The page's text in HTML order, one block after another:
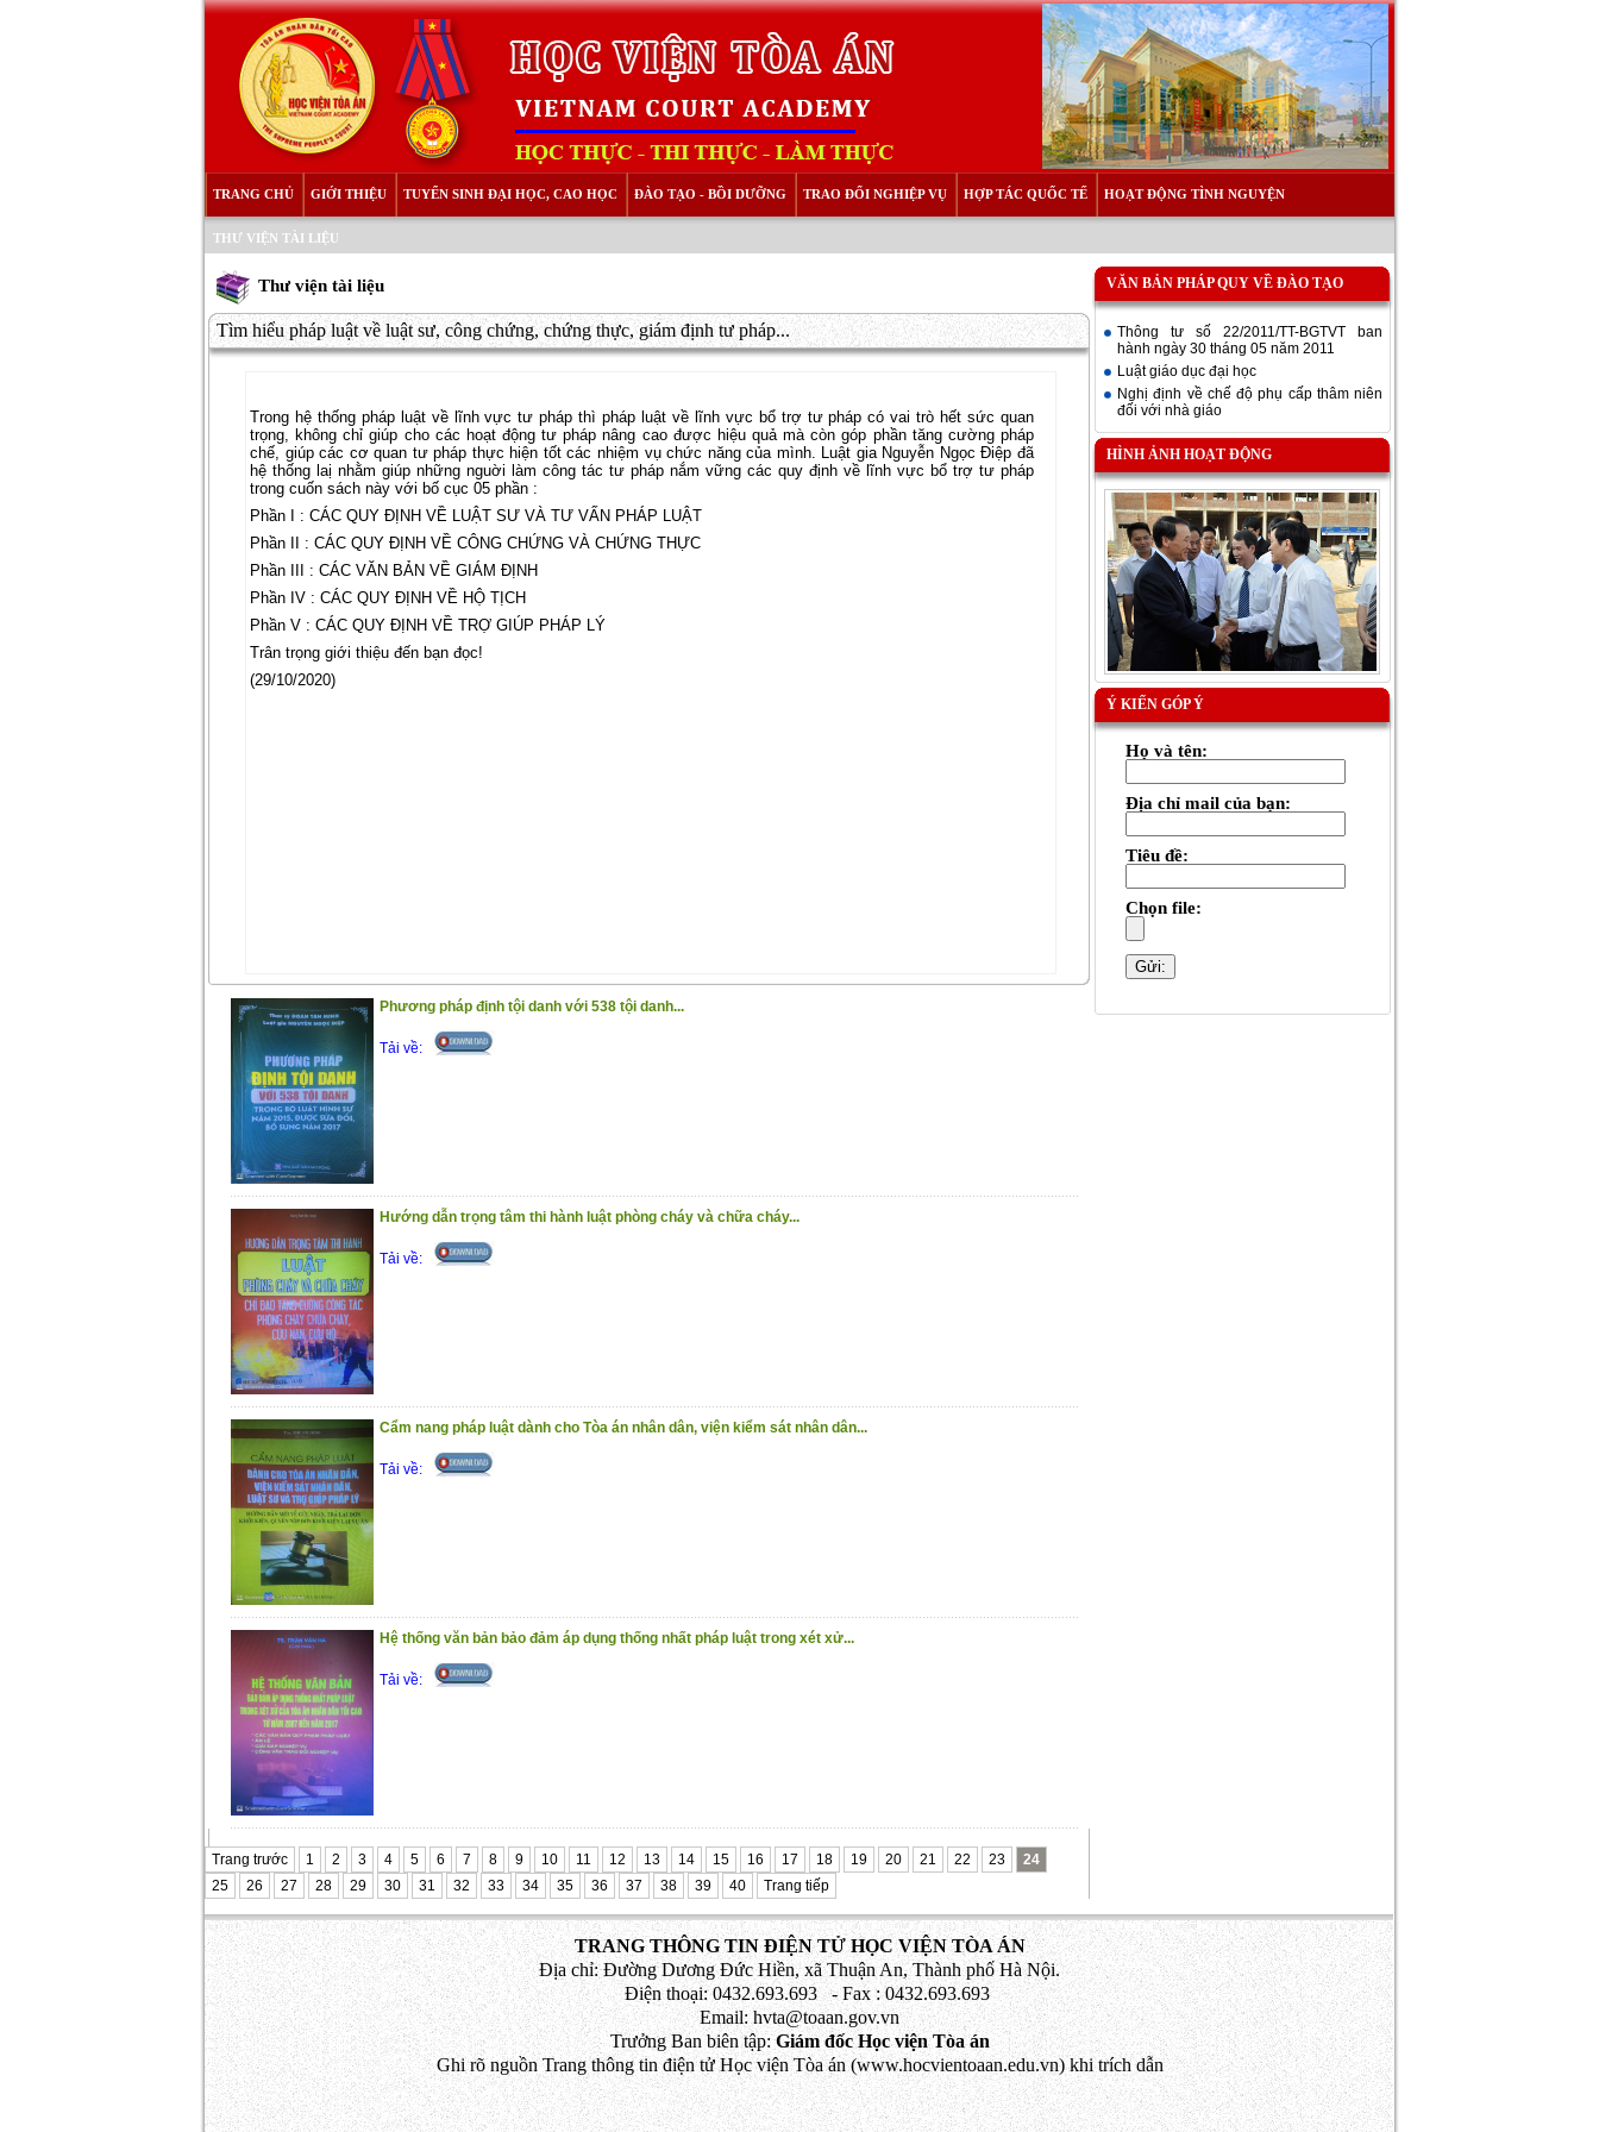
TRANG CHỦ GIỚI THIỆU TUYỂN SINH ĐẠI HỌC, CAO HỌC ĐÀO TẠO - BỒI DƯỠNG TRAO ĐỔI NGHIỆP VỤ HỢP TÁC QUỐC TẾ HOẠT ĐỘNG TÌNH NGUYỆN
THƯ VIỆN TÀI LIỆU
Thư viện tài liệu
Tìm hiểu pháp luật về luật sư, công chứng, chứng thực, giám định tư pháp...
Trong hệ thống pháp luật về lĩnh vực tư pháp thì pháp luật về lĩnh vực bổ trợ tư pháp có vai trò hết sức quan
trọng, không chỉ giúp cho các hoạt động tư pháp nâng cao được hiệu quả mà còn góp phần tăng cường pháp
chế, giúp các cơ quan tư pháp thực hiện tốt các nhiệm vụ chức năng của mình. Luật gia Nguyễn Ngọc Điệp đã
hệ thống laị nhằm giúp những nguời làm công tác tư pháp nắm vững các quy định về lĩnh vực bổ trợ tư pháp
trong cuốn sách này với bố cục 05 phần :
Phần I : CÁC QUY ĐỊNH VỀ LUẬT SƯ VÀ TƯ VẤN PHÁP LUẬT
Phần II : CÁC QUY ĐỊNH VỀ CÔNG CHỨNG VÀ CHỨNG THỰC
Phần III : CÁC VĂN BẢN VỀ GIÁM ĐỊNH
Phần IV : CÁC QUY ĐỊNH VỀ HỘ TỊCH
Phần V : CÁC QUY ĐỊNH VỀ TRỢ GIÚP PHÁP LÝ
Trân trọng giới thiệu đến bạn đọc!
(29/10/2020)
Phương pháp định tội danh với 538 tội danh...
Tải về:
Hướng dẫn trọng tâm thi hành luật phòng cháy và chữa cháy...
Tải về:
Cẩm nang pháp luật dành cho Tòa án nhân dân, viện kiểm sát nhân dân...
Tải về:
Hệ thống văn bản bảo đảm áp dụng thống nhất pháp luật trong xét xử...
Tải về:
Trang trước 1 2 3 4 5 6 7 8 9 10 11 12 13 14 15 16 17 18 19 20 21 22 23
24
25
26 27 28 29 30 31 32 33 34 35 36 37 38 39 40 Trang tiếp
VĂN BẢN PHÁP QUY VỀ ĐÀO TẠO
Thông tư số 22/2011/TT-BGTVT ban
hành ngày 30 tháng 05 năm 2011
Luật giáo dục đại học
Nghị định về chế độ phụ cấp thâm niên
đối với nhà giáo
HÌNH ẢNH HOẠT ĐỘNG
Ý KIẾN GÓP Ý
Họ và tên:
Địa chỉ mail của bạn:
Tiêu đề:
Chọn file:
TRANG THÔNG TIN ĐIỆN TỬ HỌC VIỆN TÒA ÁN
Địa chỉ: Đường Dương Đức Hiền, xã Thuận An, Thành phố Hà Nội.
Điện thoại: 0432.693.693 - Fax : 0432.693.693
Email: hvta@toaan.gov.vn
Trưởng Ban biên tập:Giám đốc Học viện Tòa án
Ghi rõ nguồn Trang thông tin điện tử Học viện Tòa án (www.hocvientoaan.edu.vn) khi trích dẫn